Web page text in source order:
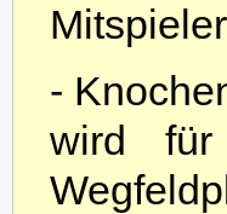
-
wird